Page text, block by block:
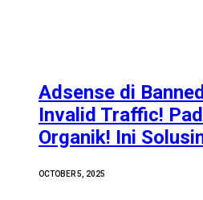
Adsense di
Invalid Traffic!
Organik! Ini
OCTOBER 5, 2025